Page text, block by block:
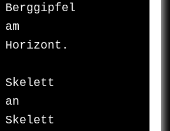
Berggipfel
am
Horizont.
Skelett
an
Skelett